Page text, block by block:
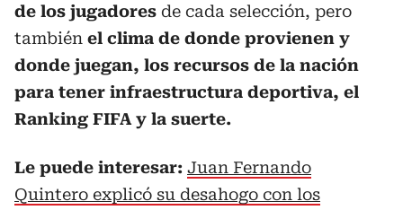
de los jugadores de cada selección, pero
también el clima de donde provienen y
donde juegan, los recursos de la nación
para tener infraestructura deportiva, el
Ranking FIFA y la suerte.
Le puede interesar: Juan Fernando
Quintero explicó su desahogo con los